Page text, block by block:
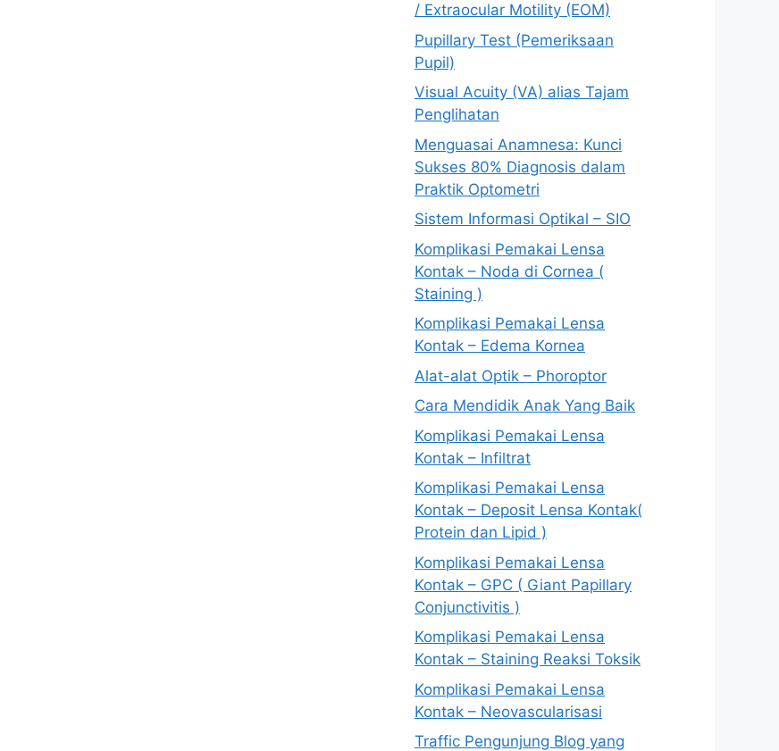
/ Extraocular Motility (EOM)
Pupillary Test (Pemeriksaan
Pupil)
Visual Acuity (VA) alias Tajam
Penglihatan
Menguasai Anamnesa: Kunci
Sukses 80% Diagnosis dalam
Praktik Optometri
Sistem Informasi Optikal – SIO
Komplikasi Pemakai Lensa
Kontak – Noda di Cornea (
Staining )
Komplikasi Pemakai Lensa
Kontak – Edema Kornea
Alat-alat Optik – Phoroptor
Cara Mendidik Anak Yang Baik
Komplikasi Pemakai Lensa
Kontak – Infiltrat
Komplikasi Pemakai Lensa
Kontak – Deposit Lensa Kontak(
Protein dan Lipid )
Komplikasi Pemakai Lensa
Kontak – GPC ( Giant Papillary
Conjunctivitis )
Komplikasi Pemakai Lensa
Kontak – Staining Reaksi Toksik
Komplikasi Pemakai Lensa
Kontak – Neovascularisasi
Traffic Pengunjung Blog yang